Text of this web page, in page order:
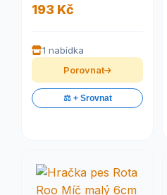
193 Kč
1 nabídka
Porovnat
⚖️ + Srovnat